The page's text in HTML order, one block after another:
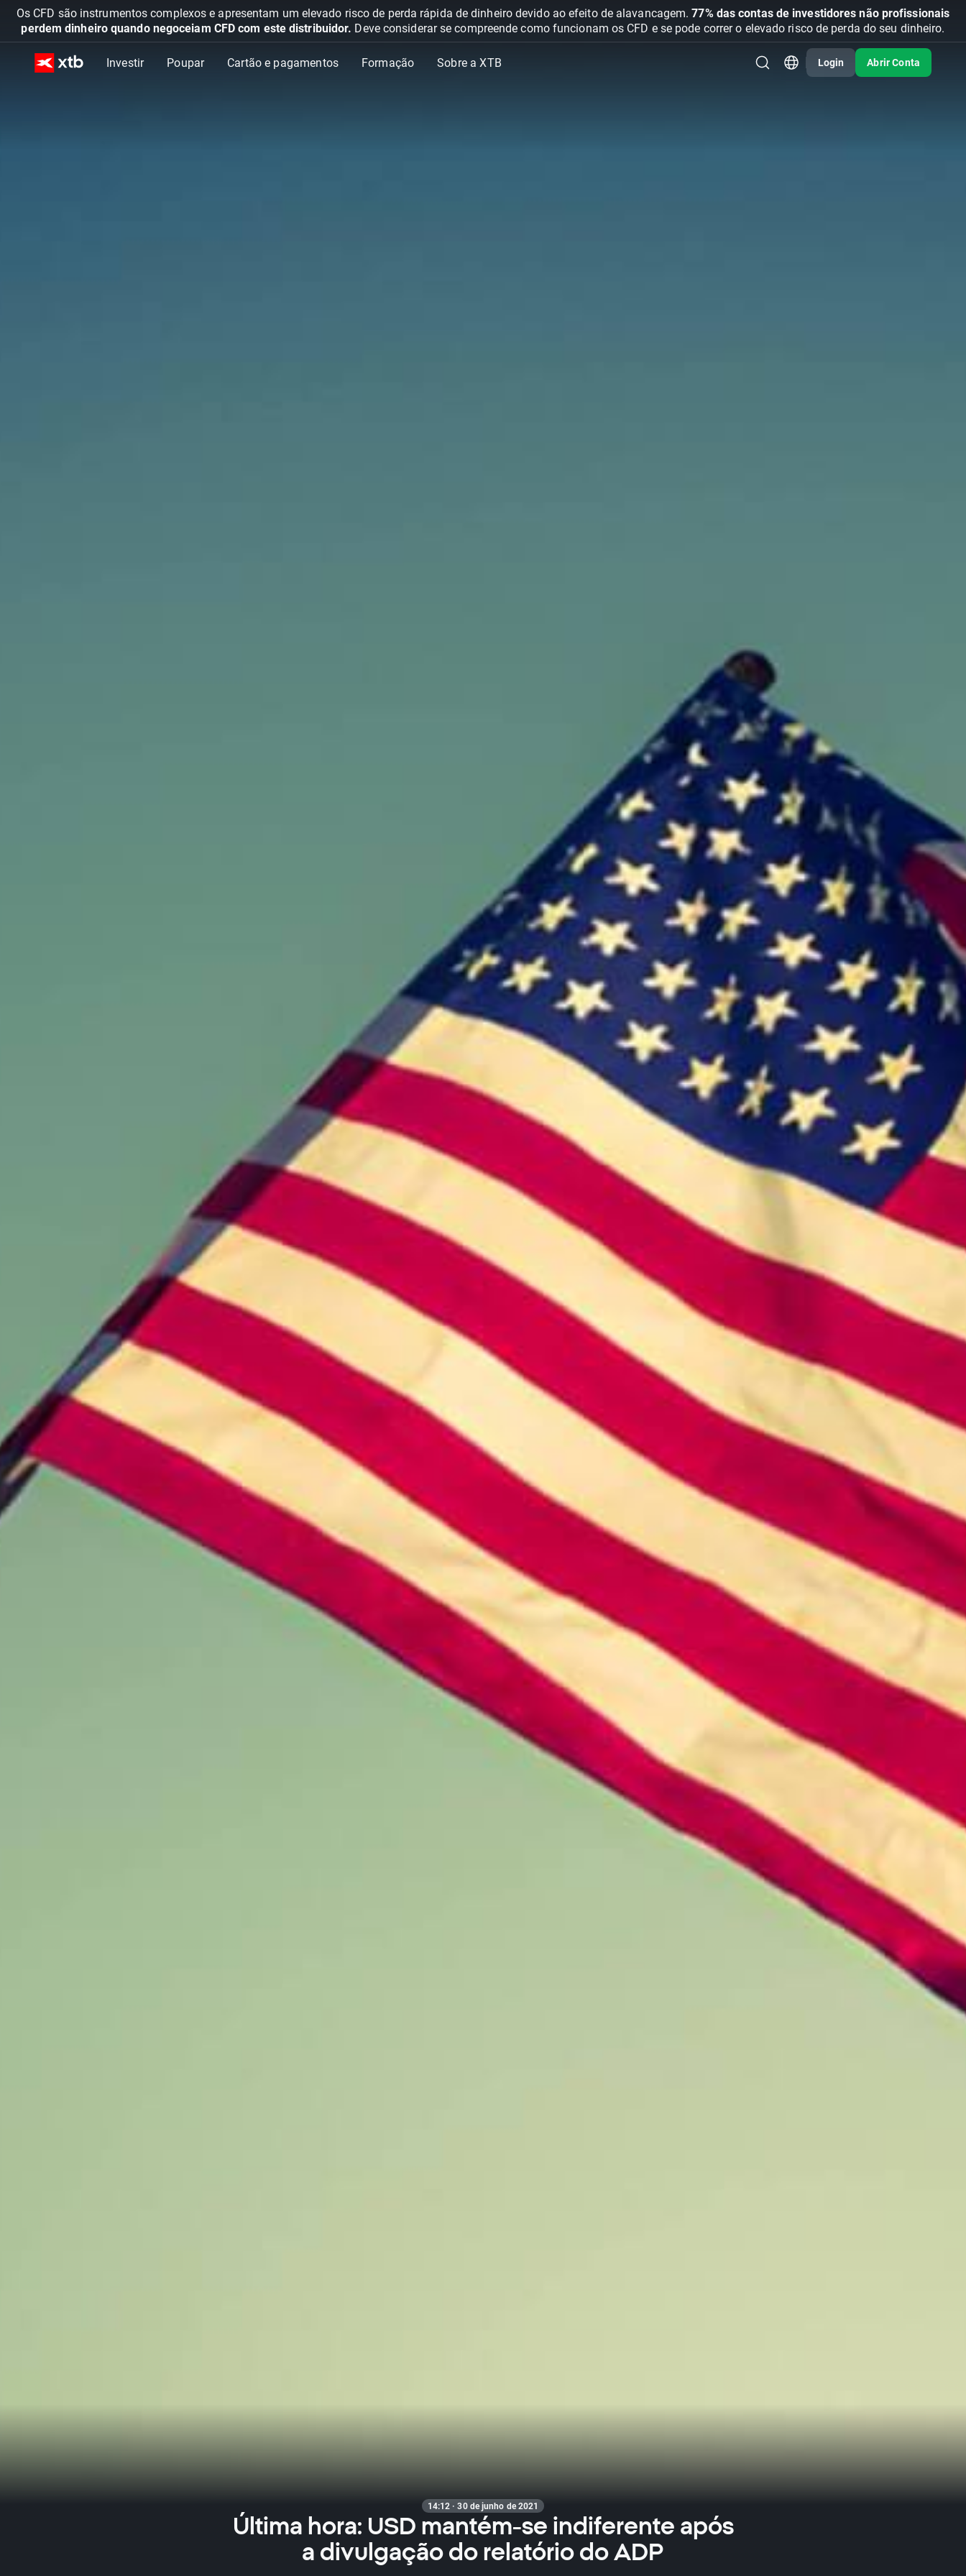
Os CFD são instrumentos complexos e apresentam um elevado risco de perda rápida de dinheiro devido ao efeito de alavancagem.77% das contas de investidores não profissionais
perdem dinheiro quando negoceiam CFD com este distribuidor. Deve considerar se compreende como funcionam os CFD e se pode correr o elevado risco de perda do seu dinheiro.
Investir Poupar Cartão e pagamentos Formação Sobre a XTB Login Abrir Conta
14:12 · 30 de junho de 2021
Última hora: USD mantém-se indiferente após
a divulgação do relatório do ADP